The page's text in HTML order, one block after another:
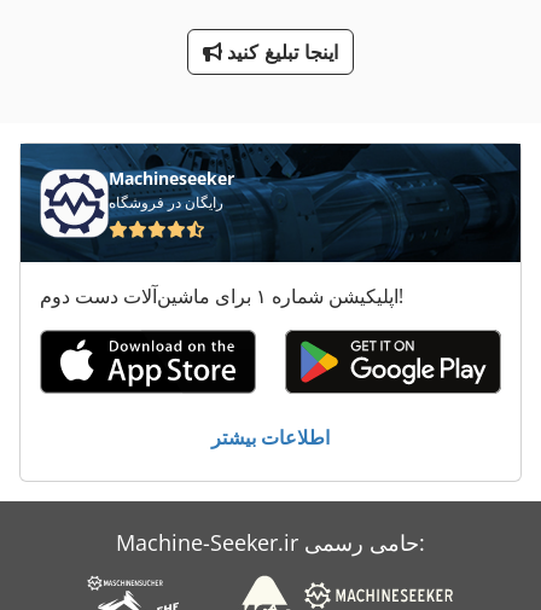
پرس وکیوم
پرس پنوماتیک
پیچ پرس
کارگاه پرس
کشش پرس
اینجا تبلیغ کنید
Machineseeker
رایگان در فروشگاه
اپلیکیشن شماره ۱ برای ماشین‌آلات دست دوم!
اطلاعات بیشتر
Machine-Seeker.ir حامی رسمی: